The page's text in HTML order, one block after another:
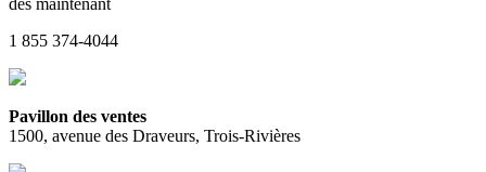
dès maintenant
1 855 374-4044
Pavillon des ventes
1500, avenue des Draveurs, Trois-Rivières